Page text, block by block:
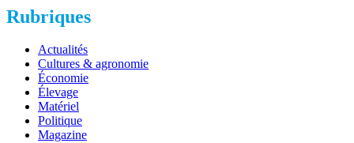
Rubriques
Actualités
Cultures & agronomie
Économie
Élevage
Matériel
Politique
Magazine